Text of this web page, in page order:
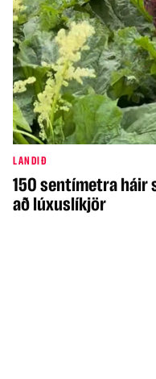
LANDIÐ
150 sentímetra háir
að lúxuslíkjör